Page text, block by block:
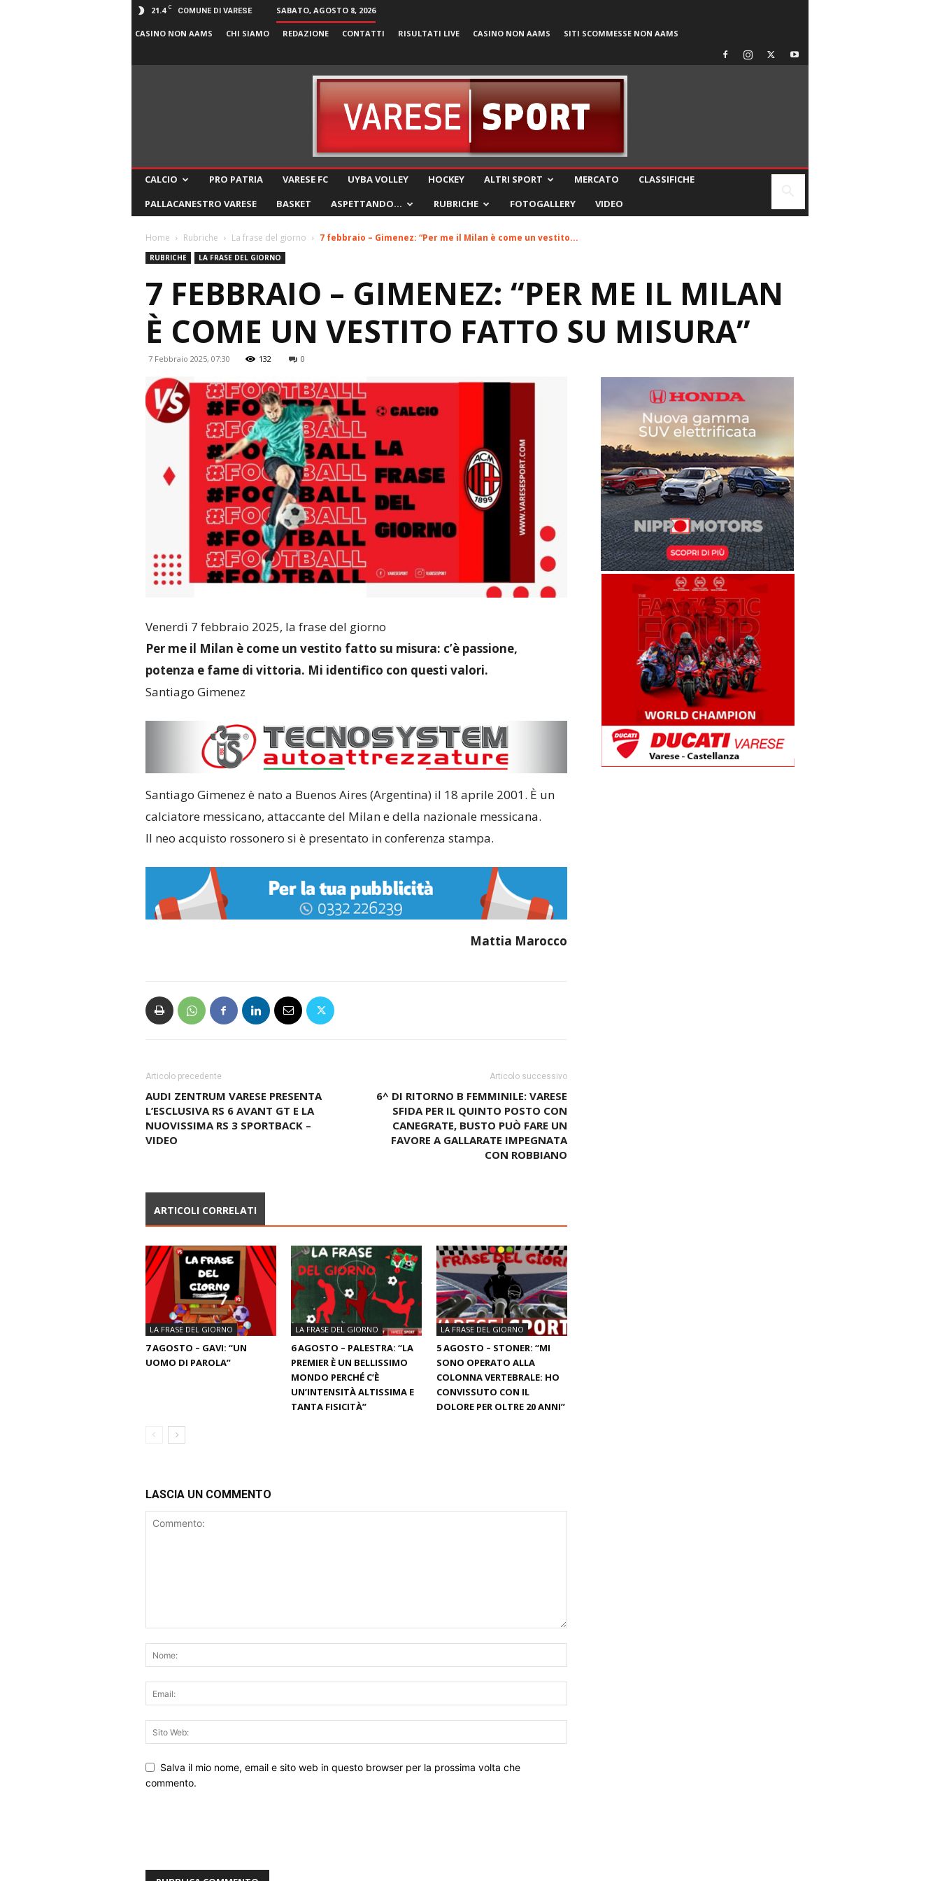
21.4 C COMUNE DI VARESE SABATO, AGOSTO 8, 2026
CASINO NON AAMS CHI SIAMO REDAZIONE CONTATTI RISULTATI LIVE CASINO NON AAMS SITI SCOMMESSE NON AAMS
CALCIO PRO PATRIA VARESE FC UYBA VOLLEY HOCKEY ALTRI SPORT MERCATO
CLASSIFICHE
PALLACANESTRO VARESE
BASKET ASPETTANDO… RUBRICHE FOTOGALLERY VIDEO
Home Rubriche La frase del giorno 7 febbraio – Gimenez: “Per me il Milan è come un vestito...
RUBRICHE LA FRASE DEL GIORNO
7 FEBBRAIO – GIMENEZ: “PER ME IL MILAN
È COME UN VESTITO FATTO SU MISURA”
7 Febbraio 2025, 07:30 132 0
Venerdì 7 febbraio 2025, la frase del giorno
Per me il Milan è come un vestito fatto su misura: c’è passione,
potenza e fame di vittoria. Mi identifico con questi valori.
Santiago Gimenez
Santiago Gimenez è nato a Buenos Aires (Argentina) il 18 aprile 2001. È un
calciatore messicano, attaccante del Milan e della nazionale messicana.
Il neo acquisto rossonero si è presentato in conferenza stampa.
Mattia Marocco
Articolo precedente
AUDI ZENTRUM VARESE PRESENTA
L’ESCLUSIVA RS 6 AVANT GT E LA
NUOVISSIMA RS 3 SPORTBACK –
VIDEO
Articolo successivo
6^ DI RITORNO B FEMMINILE: VARESE
SFIDA PER IL QUINTO POSTO CON
CANEGRATE, BUSTO PUÒ FARE UN
FAVORE A GALLARATE IMPEGNATA
CON ROBBIANO
ARTICOLI CORRELATI
LA FRASE DEL GIORNO
7 AGOSTO – GAVI: “UN
UOMO DI PAROLA”
LA FRASE DEL GIORNO
6 AGOSTO – PALESTRA: “LA
PREMIER È UN BELLISSIMO
MONDO PERCHÉ C’È
UN’INTENSITÀ ALTISSIMA E
TANTA FISICITÀ”
LA FRASE DEL GIORNO
5 AGOSTO – STONER: “MI
SONO OPERATO ALLA
COLONNA VERTEBRALE: HO
CONVISSUTO CON IL
DOLORE PER OLTRE 20 ANNI”
LASCIA UN COMMENTO
Salva il mio nome, email e sito web in questo browser per la prossima volta che
commento.